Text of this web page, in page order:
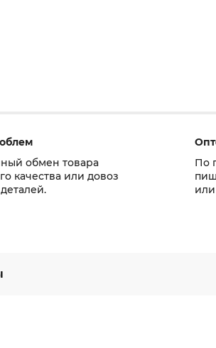
обмен товара
качества или довоз
По